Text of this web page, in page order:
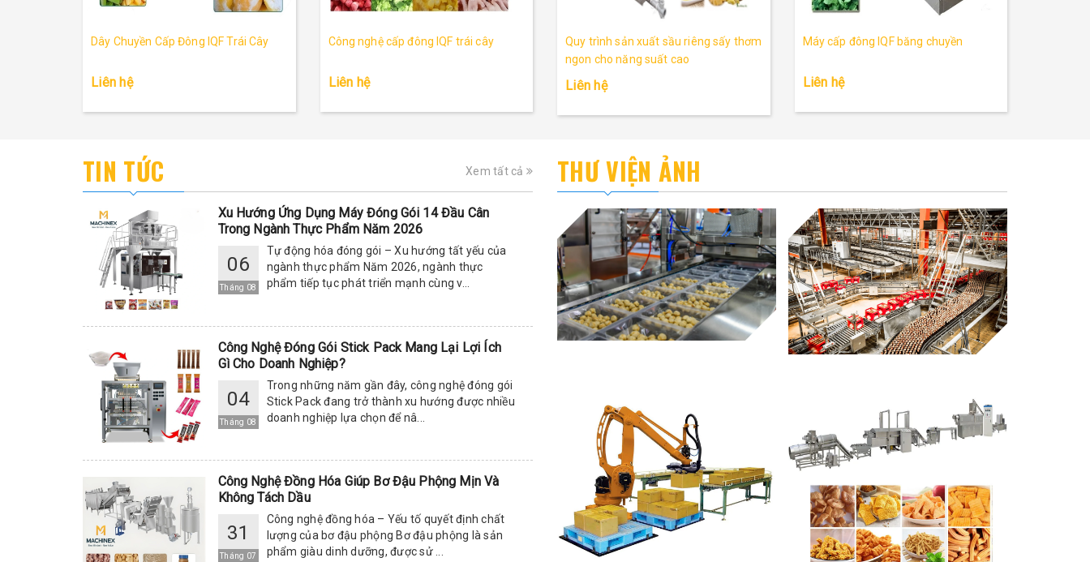
Dây Chuyền Cấp Đông IQF Trái Cây
Liên hệ
Công nghệ cấp đông IQF trái cây
Liên hệ
Quy trình sản xuất sầu riêng sấy thơm
ngon cho năng suất cao
Liên hệ
Máy cấp đông IQF băng chuyền
Liên hệ
TIN TỨC Xem tất cả
Xu Hướng Ứng Dụng Máy Đóng Gói 14 Đầu Cân
Trong Ngành Thực Phẩm Năm 2026
06
Tháng 08
Tự động hóa đóng gói – Xu hướng tất yếu của
ngành thực phẩm Năm 2026, ngành thực
phẩm tiếp tục phát triển mạnh cùng v...
Công Nghệ Đóng Gói Stick Pack Mang Lại Lợi Ích
Gì Cho Doanh Nghiệp?
04
Tháng 08
Trong những năm gần đây, công nghệ đóng gói
Stick Pack đang trở thành xu hướng được nhiều
doanh nghiệp lựa chọn để nâ...
Công Nghệ Đồng Hóa Giúp Bơ Đậu Phộng Mịn Và
Không Tách Dầu
31
Tháng 07
Công nghệ đồng hóa – Yếu tố quyết định chất
lượng của bơ đậu phộng Bơ đậu phộng là sản
phẩm giàu dinh dưỡng, được sử ...
THƯ VIỆN ẢNH